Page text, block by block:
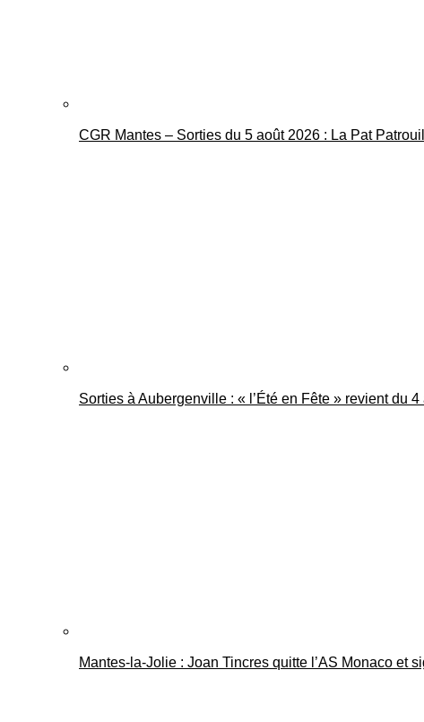
CGR Mantes – Sorties du 5 août 2026 : La Pat
Sorties à Aubergenville : « l’Été en Fête » revient du 4
Mantes-la-Jolie : Joan Tincres quitte l’AS Monaco et